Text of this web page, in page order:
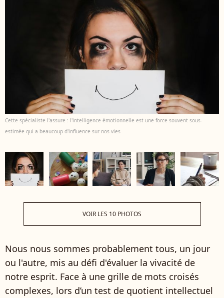
Cette spécialiste l'assure : l'intelligence émotionnelle est une force souvent sous-
estimée qui a beaucoup d'influence sur nos vies
VOIR LES 10 PHOTOS
Nous nous sommes probablement tous, un jour
ou l'autre, mis au défi d'évaluer la vivacité de
notre esprit. Face à une grille de mots croisés
complexes, lors d’un test de quotient intellectuel